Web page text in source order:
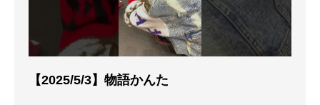
【2025/5/3】物語かんた